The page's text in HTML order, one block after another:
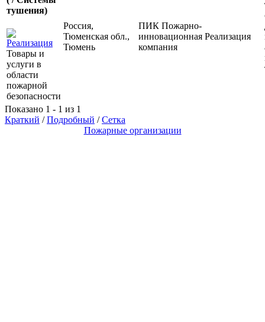
тушения)
Товары и
услуги в
области
пожарной
безопасности
Россия,
Тюменская обл.,
Тюмень
ПИК Пожарно-
инновационная
компания
Реализация
Показано 1 - 1 из 1
Краткий /Подробный /Сетка
Пожарные организации